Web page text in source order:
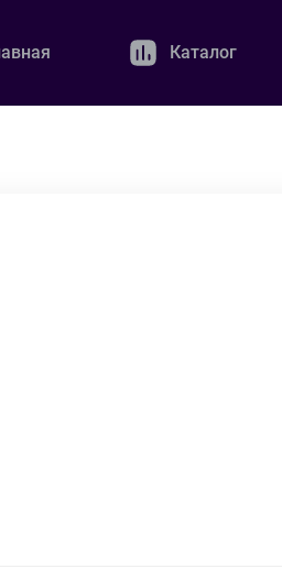
Каталог